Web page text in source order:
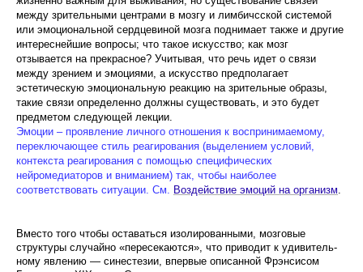
между зрительными центрами в мозгу и лимбичсской системой
или эмоциональ­ной сердцевиной мозга поднимает также и другие
интереснейшие вопросы; что такое искусство; как мозг
отзывается на прекрасное? Учитывая, что речь идет о связи
между зрением и эмоциями, а искус­ство предполагает
эстетическую эмоциональную ре­акцию на зрительные образы,
такие связи опреде­ленно должны существовать, и это будет
предметом следующей лекции.
Эмоции – проявление личного отношения к воспринимаемому,
переключающее стиль реагирования (выделением условий,
контекста реагирования с помощью специфических
нейромедиаторов и вниманием) так, чтобы наиболее
соответствовать ситуации. См.
Воздействие эмоций на организм
Вместо того чтобы оставаться изолированными, мозговые
структуры случайно «пересекаются», что приводит к удивитель­
ному явлению — синестезии, впервые описанной Фрэнсисом